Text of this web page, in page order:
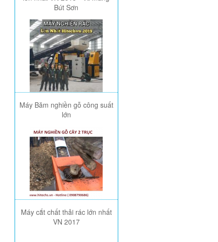
Bút Sơn
Máy Băm nghiền gỗ công suất
lớn
Máy cắt chất thải rác lớn nhất
VN 2017